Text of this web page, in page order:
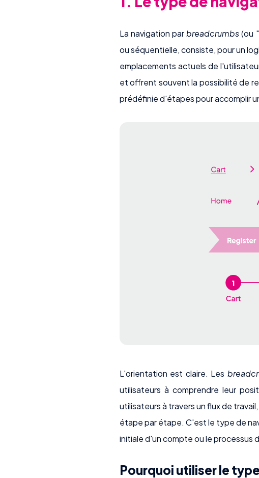
La navigation parbreadcrumbs(ou
ou séquentielle, consiste, pour un
emplacements actuels de
et offrent souvent la possibilité de
prédéfinie d'étapes pour accomplir
L'orientation est claire. Les
utilisateurs à comprendre leur
utilisateurs à travers un flux de
étape par étape. C'est le type de
initiale d'un compte ou le processus
Pourquoi utiliser le